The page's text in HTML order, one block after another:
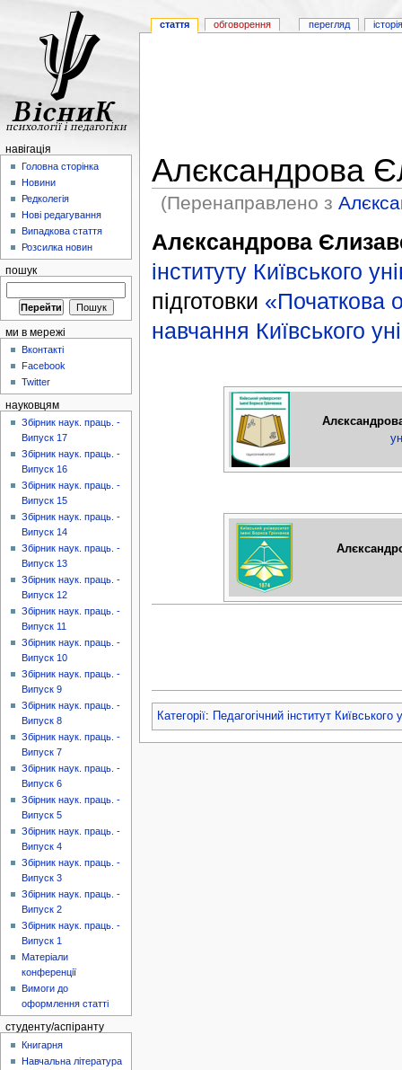
Алєксандрова
(Перенаправлено з
Алєксандрова
інституту Київського
підготовки «Початкова
навчання Київського
Категорії: Педагогічний інститут
стаття обговорення перегляд
навігація
Головна сторінка
Новини
Редколегія
Нові редагування
Випадкова стаття
Розсилка новин
пошук
ми в мережі
Вконтакті
Facebook
Twitter
науковцям
Збірник наук. праць. -
Випуск 17
Збірник наук. праць. -
Випуск 16
Збірник наук. праць. -
Випуск 15
Збірник наук. праць. -
Випуск 14
Збірник наук. праць. -
Випуск 13
Збірник наук. праць. -
Випуск 12
Збірник наук. праць. -
Випуск 11
Збірник наук. праць. -
Випуск 10
Збірник наук. праць. -
Випуск 9
Збірник наук. праць. -
Випуск 8
Збірник наук. праць. -
Випуск 7
Збірник наук. праць. -
Випуск 6
Збірник наук. праць. -
Випуск 5
Збірник наук. праць. -
Випуск 4
Збірник наук. праць. -
Випуск 3
Збірник наук. праць. -
Випуск 2
Збірник наук. праць. -
Випуск 1
Матеріали
конференції
Вимоги до
оформлення статті
студенту/аспіранту
Книгарня
Навчальна література